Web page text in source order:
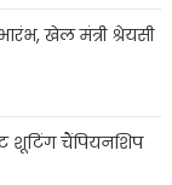
खेल मंत्री श्रेयसी
शूटिंग चैंपियनशिप